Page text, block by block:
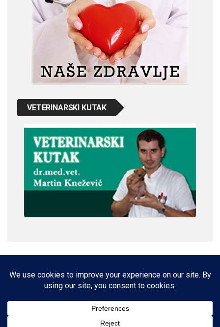
VETERINARSKI KUTAK
IMPRESSUM